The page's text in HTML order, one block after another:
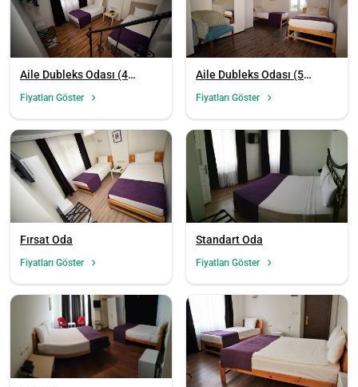
Aile Dubleks Odası (4
Fiyatları Göster
Aile Dubleks Odası (5
Fiyatları Göster
Fırsat Oda
Fiyatları Göster
Standart Oda
Fiyatları Göster